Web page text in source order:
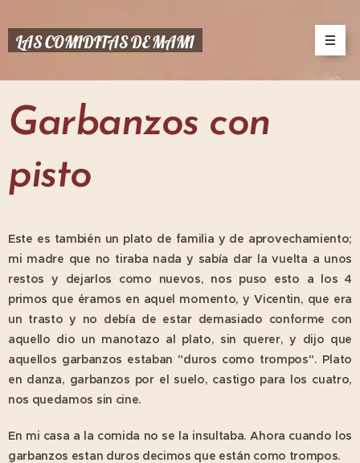
LAS COMIDITAS DE MAMI
Garbanzos con
pisto
Este es también un plato de familia y de aprovechamiento;
mi madre que no tiraba nada y sabía dar la vuelta a unos
restos y dejarlos como nuevos, nos puso esto a los 4
primos que éramos en aquel momento, y Vicentin, que era
un trasto y no debía de estar demasiado conforme con
aquello dio un manotazo al plato, sin querer, y dijo que
aquellos garbanzos estaban "duros como trompos". Plato
en danza, garbanzos por el suelo, castigo para los cuatro,
nos quedamos sin cine.
En mi casa a la comida no se la insultaba. Ahora cuando los
garbanzos estan duros decimos que están como trompos.